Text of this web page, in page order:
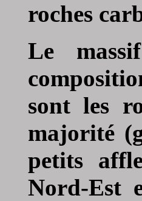
roches
Le
sont les
majorité
petits
Nord-Est